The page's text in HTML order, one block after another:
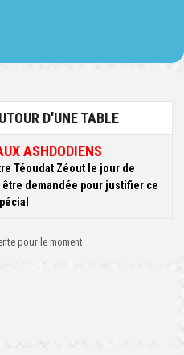
D'UNE TABLE
ASHDODIENS
Téoudat Zéout le jour de
demandée pour justifier ce
pour le moment